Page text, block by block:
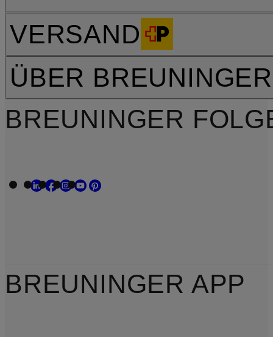
VERSAND
ÜBER BREUNINGER
BREUNINGER
BREUNINGER APP